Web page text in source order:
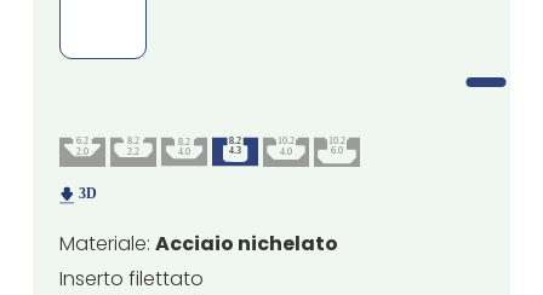
Materiale:Acciaio nichelato
Inserto filettato